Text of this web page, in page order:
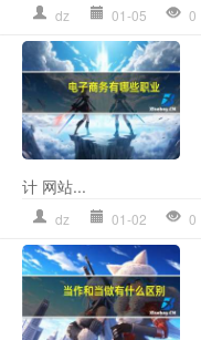
dz 01-05 0
计 网站...
dz 01-02 0